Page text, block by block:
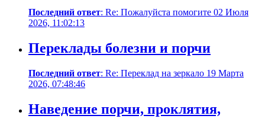
Последний ответ: Re: Пожалуйста помогите 02 Июля
2026, 11:02:13
Переклады болезни и порчи
Последний ответ: Re: Переклад на зеркало 19 Марта
2026, 07:48:46
Наведение порчи, проклятия,